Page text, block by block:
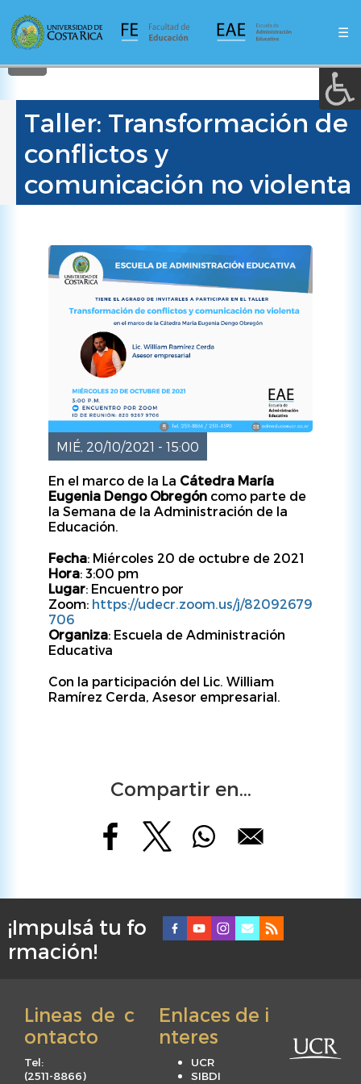
contenido
principal
☰
Taller: Transformación de
conflictos y
comunicación no violenta
MIÉ, 20/10/2021 - 15:00
En el marco de la La Cátedra María
Eugenia Dengo Obregón como parte de
la Semana de la Administración de la
Educación.
Fecha: Miércoles 20 de octubre de 2021
Hora: 3:00 pm
Lugar: Encuentro por
Zoom: https://udecr.zoom.us/j/82092679
706
Organiza: Escuela de Administración
Educativa
Con la participación del Lic. William
Ramírez Cerda, Asesor empresarial.
Compartir en...
F
o
¡Impulsá tu fo
rmación!
Lineas de c
ontacto
Tel:
(2511-8866)
Enlaces de i
nteres
UCR
SIBDI